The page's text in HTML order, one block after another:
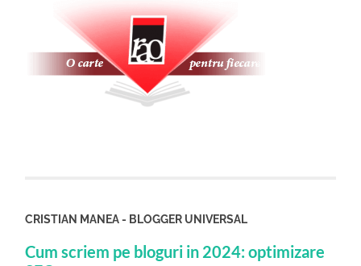
CRISTIAN MANEA - BLOGGER UNIVERSAL
Cum scriem pe bloguri in 2024: optimizare